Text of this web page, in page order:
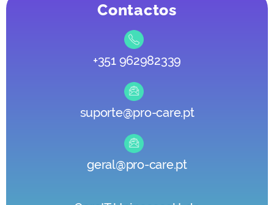
Contactos
+351 962982339
suporte@pro-care.pt
geral@pro-care.pt